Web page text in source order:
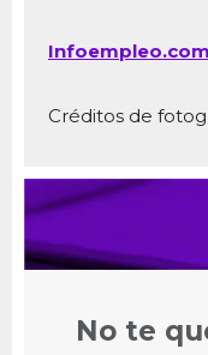
Infoempleo.com
Créditos de
No te